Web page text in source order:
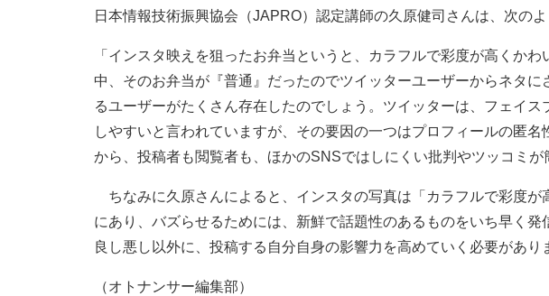
日本情報技術振興協会（JAPRO）認定講師の久原健司さんは、次のよ
「インスタ映えを狙ったお弁当というと、カラフルで彩度が高くか
中、そのお弁当が『普通』だったのでツイッターユーザーからネタ
るユーザーがたくさん存在したのでしょう。ツイッターは、フェイ
しやすいと言われていますが、その要因の一つはプロフィールの匿
から、投稿者も閲覧者も、ほかのSNSではしにくい批判やツッコミが
ちなみに久原さんによると、インスタの写真は「カラフルで彩度が
にあり、バズらせるためには、新鮮で話題性のあるものをいち早く
良し悪し以外に、投稿する自分自身の影響力を高めていく必要があり
（オトナンサー編集部）